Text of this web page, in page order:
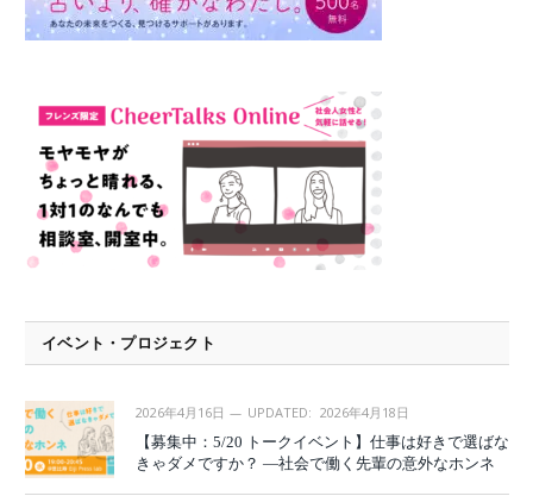
イベント・プロジェクト
2026年4月16日 UPDATED: 2026年4月18日
【募集中：5/20 トークイベント】仕事は好きで選ばな
きゃダメですか？ —社会で働く先輩の意外なホンネ